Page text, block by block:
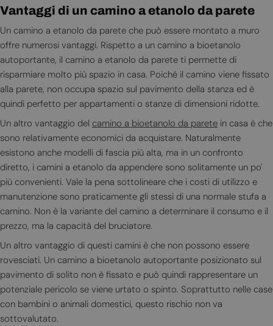
Vantaggi di un camino a etanolo da parete
Un camino a etanolo da parete che può essere montato a muro
offre numerosi vantaggi. Rispetto a un camino a bioetanolo
autoportante, il camino a etanolo da parete ti permette di
risparmiare molto più spazio in casa. Poiché il camino viene fissato
alla parete, non occupa spazio sul pavimento della stanza ed è
quindi perfetto per appartamenti o stanze di dimensioni ridotte.
Un altro vantaggio del camino a bioetanolo da parete in casa è che
sono relativamente economici da acquistare. Naturalmente
esistono anche modelli di fascia più alta, ma in un confronto
diretto, i camini a etanolo da appendere sono solitamente un po'
più convenienti. Vale la pena sottolineare che i costi di utilizzo e
manutenzione sono praticamente gli stessi di una normale stufa a
camino. Non è la variante del camino a determinare il consumo e il
prezzo, ma la capacità del bruciatore.
Un altro vantaggio di questi camini è che non possono essere
rovesciati. Un camino a bioetanolo autoportante posizionato sul
pavimento di solito non è fissato e può quindi rappresentare un
potenziale pericolo se viene urtato o spinto. Soprattutto nelle case
con bambini o animali domestici, questo rischio non va
sottovalutato.